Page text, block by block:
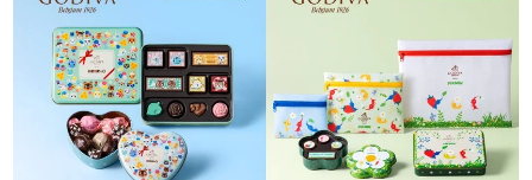
日本モバイルゲーム産業史
日本のモバイルゲーム史における主要なトピック・タイト
ルを網羅するほか、開発者へのインタビューや識者による
解説を掲載。約20年の歴史が一望できる決定版！
若ゲのいたり〜ゲームクリエイターの青春〜
『うつヌケ』『ペンと箸』等で知られるマンガ家・田中圭
一先生によるゲーム業界レポートマンガです。